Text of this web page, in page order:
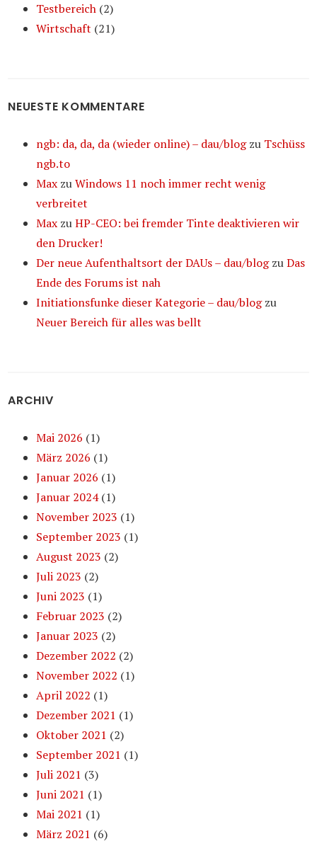
Testbereich (2)
Wirtschaft (21)
NEUESTE KOMMENTARE
ngb: da, da, da (wieder online) – dau/blogzu Tschüss
ngb.to
Max zuWindows 11 noch immer recht wenig
verbreitet
Max zuHP-CEO: bei fremder Tinte deaktivieren wir
den Drucker!
Der neue Aufenthaltsort der DAUs – dau/blogzuDas
Ende des Forums ist nah
Initiationsfunke dieser Kategorie – dau/blogzu
Neuer Bereich für alles was bellt
ARCHIV
Mai 2026 (1)
März 2026 (1)
Januar 2026 (1)
Januar 2024(1)
November 2023 (1)
September 2023 (1)
August 2023 (2)
Juli 2023 (2)
Juni 2023 (1)
Februar 2023 (2)
Januar 2023 (2)
Dezember 2022 (2)
November 2022 (1)
April 2022 (1)
Dezember 2021 (1)
Oktober 2021 (2)
September 2021 (1)
Juli 2021 (3)
Juni 2021 (1)
Mai 2021 (1)
März 2021 (6)